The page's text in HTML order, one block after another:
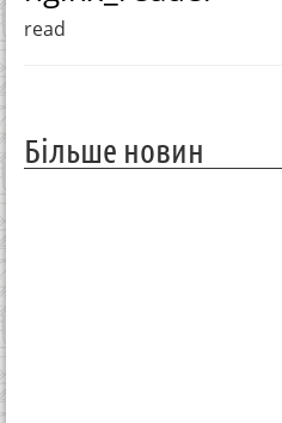
read
Більше новин